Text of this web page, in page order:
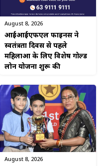
August 8, 2026
आईआईएफएल फाइनेंस ने
स्वतंत्रता दिवस से पहले
महिलाओं के लिए विशेष गोल्ड
लोन योजना शुरू की
August 8, 2026